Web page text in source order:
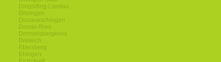
Dingolfing-Landau
Ditzingen
Donaueschingen
Donau-Ries
Donnersbergkreis
Dreieich
Ebersberg
Ehingen